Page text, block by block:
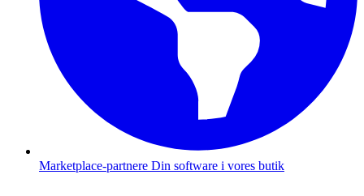
Marketplace-partnere Din software i vores butik